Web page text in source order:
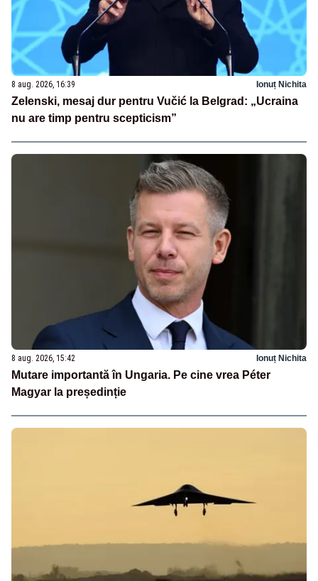
8 aug. 2026, 16:39 Ionuț Nichita
Zelenski, mesaj dur pentru Vučić la Belgrad: „Ucraina
nu are timp pentru scepticism”
8 aug. 2026, 15:42 Ionuț Nichita
Mutare importantă în Ungaria. Pe cine vrea Péter
Magyar la președinție